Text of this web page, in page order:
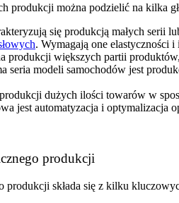
produkcji można podzielić na kilka
się produkcją małych serii
. Wymagają one elastyczności
produkcji większych partii
seria modeli samochodów jest
dużych ilości towarów w
jest automatyzacja i
produkcji
produkcji składa się z kilku